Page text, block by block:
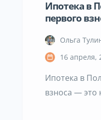
Ипотека в
первого
Ольга
16 апреля,
Ипотека в
взноса —